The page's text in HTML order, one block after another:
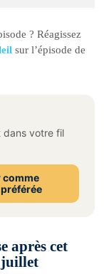
? Réagissez
sur l’épisode de
dans votre fil
comme
après cet
juillet